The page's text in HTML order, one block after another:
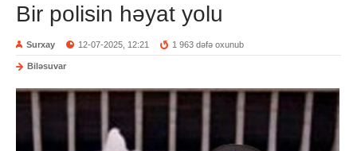
Bir polisin həyat yolu
Surxay 12-07-2025, 12:21 1 963 dəfə oxunub
Biləsuvar